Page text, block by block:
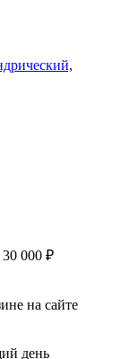
000 ₽
на сайте
день